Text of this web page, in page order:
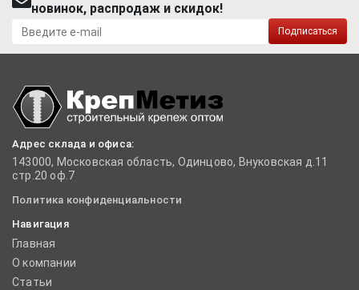
новинок, распродаж и скидок!
Подписаться
Адрес склада и офиса:
143000, Московская область, Одинцово, Внуковская д.11
стр.20 оф.7
Политика конфиденциальности
Навигация
Главная
О компании
Статьи